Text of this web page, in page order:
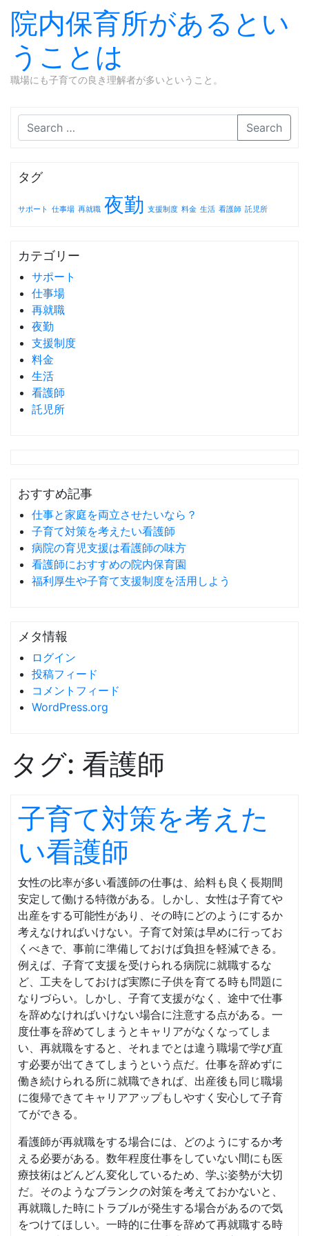
院内保育所があるとい
うことは
職場にも子育ての良き理解者が多いということ。
Search
タグ
サポート 仕事場 再就職 夜勤 支援制度 料金 生活 看護師 託児所
カテゴリー
サポート
仕事場
再就職
夜勤
支援制度
料金
生活
看護師
託児所
おすすめ記事
仕事と家庭を両立させたいなら？
子育て対策を考えたい看護師
病院の育児支援は看護師の味方
看護師におすすめの院内保育園
福利厚生や子育て支援制度を活用しよう
メタ情報
ログイン
投稿フィード
コメントフィード
WordPress.org
タグ: 看護師
子育て対策を考えた
い看護師
女性の比率が多い看護師の仕事は、給料も良く長期間
安定して働ける特徴がある。しかし、女性は子育てや
出産をする可能性があり、その時にどのようにするか
考えなければいけない。子育て対策は早めに行ってお
くべきで、事前に準備しておけば負担を軽減できる。
例えば、子育て支援を受けられる病院に就職するな
ど、工夫をしておけば実際に子供を育てる時も問題に
なりづらい。しかし、子育て支援がなく、途中で仕事
を辞めなければいけない場合に注意する点がある。一
度仕事を辞めてしまうとキャリアがなくなってしま
い、再就職をすると、それまでとは違う職場で学び直
す必要が出てきてしまうという点だ。仕事を辞めずに
働き続けられる所に就職できれば、出産後も同じ職場
に復帰できてキャリアアップもしやすく安心して子育
てができる。
看護師が再就職をする場合には、どのようにするか考
える必要がある。数年程度仕事をしていない間にも医
療技術はどんどん変化しているため、学ぶ姿勢が大切
だ。そのようなブランクの対策を考えておかないと、
再就職した時にトラブルが発生する場合があるので気
をつけてほしい。一時的に仕事を辞めて再就職する時